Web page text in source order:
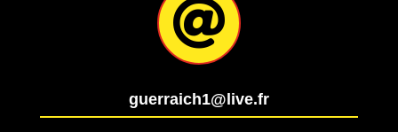

guerraich1@live.fr